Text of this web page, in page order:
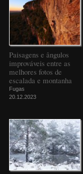
Paisagens e ângulos
improváveis entre as
melhores fotos de
escalada e montanha
Fugas
20.12.2023